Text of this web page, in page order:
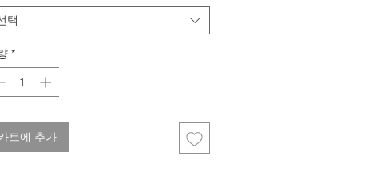
% Organic Cotton
certified
택
*
트에 추가